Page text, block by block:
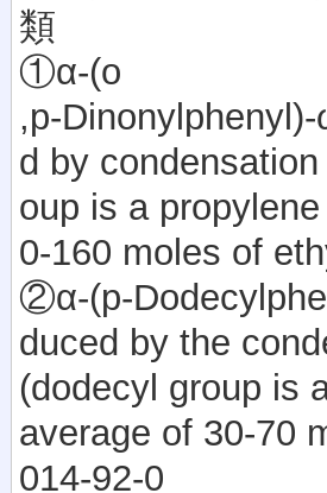
類
①α-(o
,p-
d by
oup is a
0-160 moles of
②α-(p-
duced by the
(dodecyl group is
average of 30-70
014-92-0